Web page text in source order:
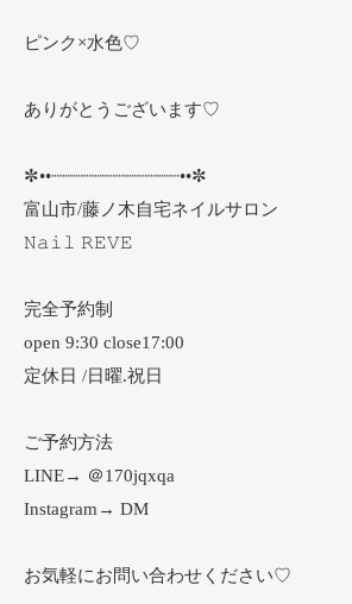
ピンク×水色♡
ありがとうございます♡
✼••┈┈┈┈┈┈┈┈┈┈┈┈••✼
富山市/藤ノ木自宅ネイルサロン
𝙽𝚊𝚒𝚕 𝚁𝙴𝚅𝙴
完全予約制
open 9:30 close17:00
定休日 /日曜.祝日
ご予約方法
LINE→ ＠170jqxqa
Instagram→ DM
お気軽にお問い合わせください♡